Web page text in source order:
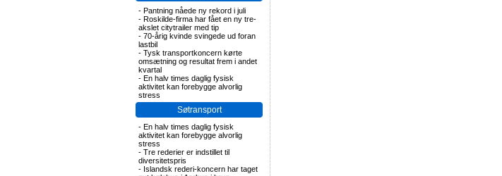
- Pantning nåede ny rekord i juli
- Roskilde-firma har fået en ny tre-
akslet citytrailer med tip
- 70-årig kvinde svingede ud foran
lastbil
- Tysk transportkoncern kørte
omsætning og resultat frem i andet
kvartal
- En halv times daglig fysisk
aktivitet kan forebygge alvorlig
stress
Søtransport
- En halv times daglig fysisk
aktivitet kan forebygge alvorlig
stress
- Tre rederier er indstillet til
diversitetspris
- Islandsk rederi-koncern har taget